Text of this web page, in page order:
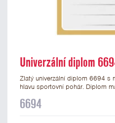
Univerzální diplom
Zlatý univerzální diplom 6694 s
hlavu sportovní pohár. Diplom
formátu A4 a A5. Tento
6694